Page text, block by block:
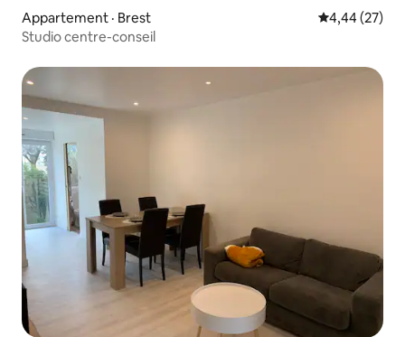
Appartement · Brest Note
4,44 (27)
Studio centre-conseil